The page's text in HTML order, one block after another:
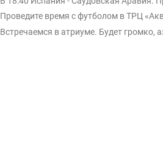
Проведите время с футболом в ТРЦ
Встречаемся в атриуме. Будет громко,